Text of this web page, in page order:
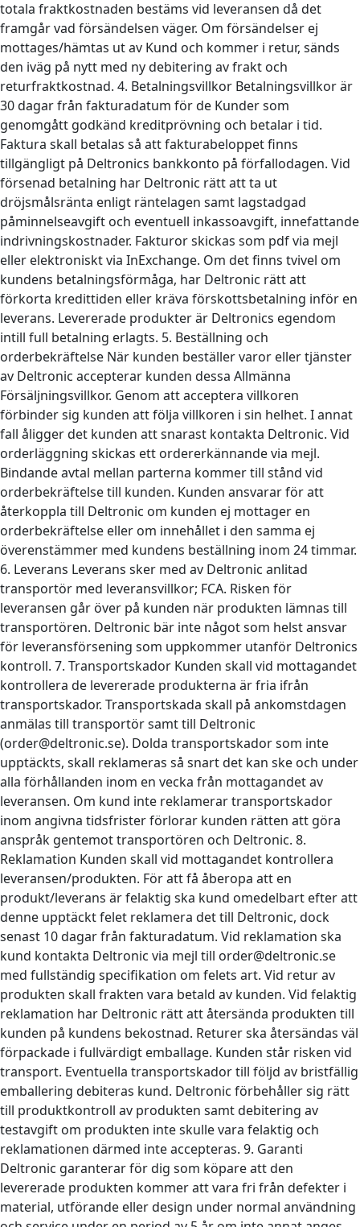
totala fraktkostnaden bestäms vid leveransen då det
framgår vad försändelsen väger. Om försändelser ej
mottages/hämtas ut av Kund och kommer i retur, sänds
den iväg på nytt med ny debitering av frakt och
returfraktkostnad. 4. Betalningsvillkor Betalningsvillkor är
30 dagar från fakturadatum för de Kunder som
genomgått godkänd kreditprövning och betalar i tid.
Faktura skall betalas så att fakturabeloppet finns
tillgängligt på Deltronics bankkonto på förfallodagen. Vid
försenad betalning har Deltronic rätt att ta ut
dröjsmålsränta enligt räntelagen samt lagstadgad
påminnelseavgift och eventuell inkassoavgift, innefattande
indrivningskostnader. Fakturor skickas som pdf via mejl
eller elektroniskt via InExchange. Om det finns tvivel om
kundens betalningsförmåga, har Deltronic rätt att
förkorta kredittiden eller kräva förskottsbetalning inför en
leverans. Levererade produkter är Deltronics egendom
intill full betalning erlagts. 5. Beställning och
orderbekräftelse När kunden beställer varor eller tjänster
av Deltronic accepterar kunden dessa Allmänna
Försäljningsvillkor. Genom att acceptera villkoren
förbinder sig kunden att följa villkoren i sin helhet. I annat
fall åligger det kunden att snarast kontakta Deltronic. Vid
orderläggning skickas ett ordererkännande via mejl.
Bindande avtal mellan parterna kommer till stånd vid
orderbekräftelse till kunden. Kunden ansvarar för att
återkoppla till Deltronic om kunden ej mottager en
orderbekräftelse eller om innehållet i den samma ej
överenstämmer med kundens beställning inom 24 timmar.
6. Leverans Leverans sker med av Deltronic anlitad
transportör med leveransvillkor; FCA. Risken för
leveransen går över på kunden när produkten lämnas till
transportören. Deltronic bär inte något som helst ansvar
för leveransförsening som uppkommer utanför Deltronics
kontroll. 7. Transportskador Kunden skall vid mottagandet
kontrollera de levererade produkterna är fria ifrån
transportskador. Transportskada skall på ankomstdagen
anmälas till transportör samt till Deltronic
(order@deltronic.se). Dolda transportskador som inte
upptäckts, skall reklameras så snart det kan ske och under
alla förhållanden inom en vecka från mottagandet av
leveransen. Om kund inte reklamerar transportskador
inom angivna tidsfrister förlorar kunden rätten att göra
anspråk gentemot transportören och Deltronic. 8.
Reklamation Kunden skall vid mottagandet kontrollera
leveransen/produkten. För att få åberopa att en
produkt/leverans är felaktig ska kund omedelbart efter att
denne upptäckt felet reklamera det till Deltronic, dock
senast 10 dagar från fakturadatum. Vid reklamation ska
kund kontakta Deltronic via mejl till order@deltronic.se
med fullständig specifikation om felets art. Vid retur av
produkten skall frakten vara betald av kunden. Vid felaktig
reklamation har Deltronic rätt att återsända produkten till
kunden på kundens bekostnad. Returer ska återsändas väl
förpackade i fullvärdigt emballage. Kunden står risken vid
transport. Eventuella transportskador till följd av bristfällig
emballering debiteras kund. Deltronic förbehåller sig rätt
till produktkontroll av produkten samt debitering av
testavgift om produkten inte skulle vara felaktig och
reklamationen därmed inte accepteras. 9. Garanti
Deltronic garanterar för dig som köpare att den
levererade produkten kommer att vara fri från defekter i
material, utförande eller design under normal användning